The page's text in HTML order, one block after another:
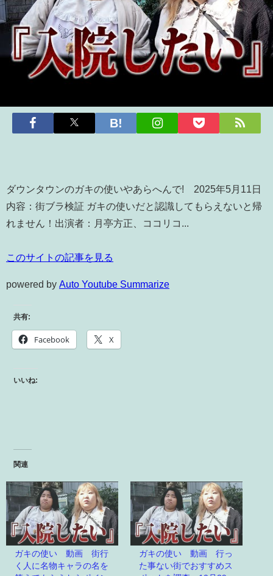
ダウンタウンのガキの使いやあらへんで! 2025年5月11日
内容：街ブラ検証 ガキの使いだと認識してもらえないと帰
れません！出演者：月亭方正、ココリコ...
このサイトの記事を見る
powered by Auto Youtube Summarize
共有:
Facebook X
いいね:
関連
ガキの使い 動画 街行
く人に名物キャラの名を
ガキの使い 動画 行っ
た事ない街でおすすめス